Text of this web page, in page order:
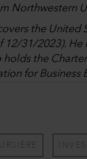
Northwestern
the United
12/31/2023).
holds the
for Business